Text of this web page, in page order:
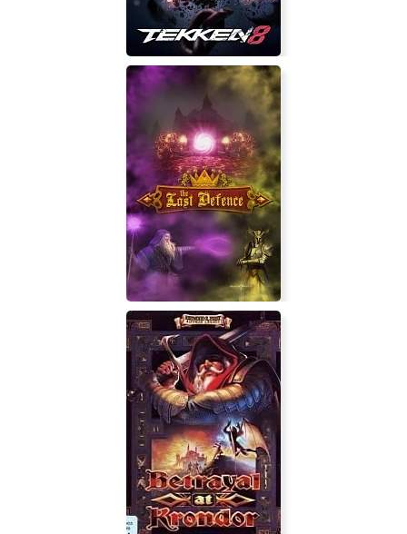
Tekken 8
The Last Defense